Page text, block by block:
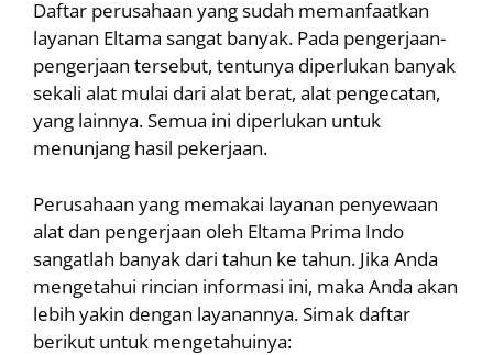
Daftar perusahaan yang sudah memanfaatkan
layanan Eltama sangat banyak. Pada pengerjaan-
pengerjaan tersebut, tentunya diperlukan banyak
sekali alat mulai dari alat berat, alat pengecatan,
yang lainnya. Semua ini diperlukan untuk
menunjang hasil pekerjaan.
Perusahaan yang memakai layanan penyewaan
alat dan pengerjaan oleh Eltama Prima Indo
sangatlah banyak dari tahun ke tahun. Jika Anda
mengetahui rincian informasi ini, maka Anda akan
lebih yakin dengan layanannya. Simak daftar
berikut untuk mengetahuinya: